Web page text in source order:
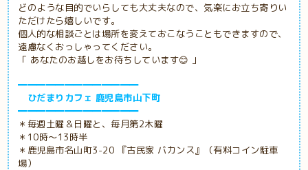
どのような目的でいらしても大丈夫なので、気楽にお立ち寄りい
ただけたら嬉しいです。
個人的な相談ごとは場所を変えておこなうこともできますので、
遠慮なくおっしゃってください。
「 あなたのお越しをお待ちしています😊 」
━━━━━━━━━━━━━
ひだまりカフェ 鹿児島市山下町
━━━━━━━━━━━━━
＊毎週土曜＆日曜と、毎月第2木曜
＊10時～13時半
＊鹿児島市名山町3-20 『古民家 バカンス』（有料コイン駐車
場）